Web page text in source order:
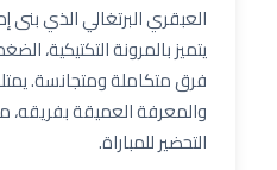
العبقري البرتغالي الذي بنى
يتميز بالمرونة التكتيكية،
فرق متكاملة ومتجانسة.
والمعرفة العميقة بفريقه،
التحضير للمباراة.